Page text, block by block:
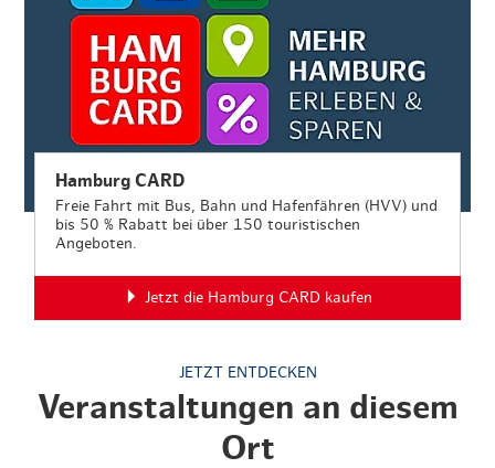
Hamburg CARD
Freie Fahrt mit Bus, Bahn und Hafenfähren (HVV) und
bis 50 % Rabatt bei über 150 touristischen
Angeboten.
Jetzt die Hamburg CARD kaufen
JETZT ENTDECKEN
Veranstaltungen an diesem
Ort